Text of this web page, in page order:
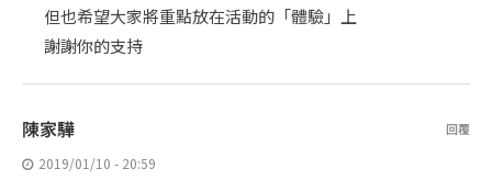
但也希望大家將重點放在活動的「體驗」上
謝謝你的支持
陳家驊
2019/01/10 - 20:59
回覆